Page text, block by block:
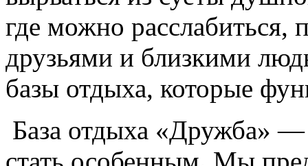
где можно расслабиться,
друзьями и близкими
базы отдыха, которые
База отдыха «Дружба»